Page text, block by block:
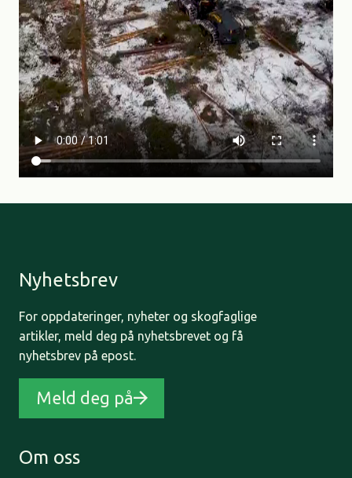
Nyhetsbrev
For oppdateringer, nyheter og skogfaglige
artikler, meld deg på nyhetsbrevet og få
nyhetsbrev på epost.
Meld deg på
Om oss